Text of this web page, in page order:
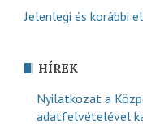
Jelenlegi és korábbi
HÍREK
Nyilatkozat a
adatfelvételével